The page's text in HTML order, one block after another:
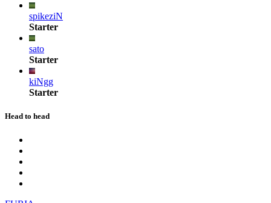
spikeziN
Starter
sato
Starter
kiNgg
Starter
Head to head